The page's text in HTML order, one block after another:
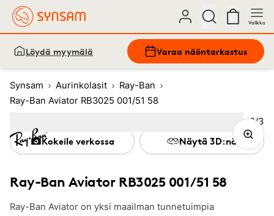
Valikko
Löydä myymälä Varaa näöntarkastus
Synsam Aurinkolasit
Ray-Ban
Ray-Ban Aviator RB3025 001/51 58
Ray-Ban Aviator RB3025 001/51 58
Ray-Ban Aviator on yksi maailman tunnetuimpia
Kokeile verkossa Näytä 3D:nä
Kuva
2/3
3